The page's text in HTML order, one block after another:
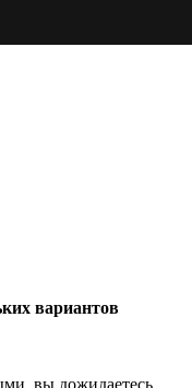
вариантов
вы дожидаетесь